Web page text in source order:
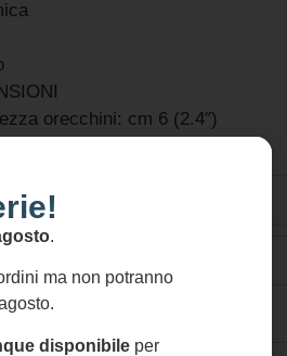
orecchini: cm 6 (2.4″)
Aggiuntive
Al Carrello
.
ma non potranno
disponibileper